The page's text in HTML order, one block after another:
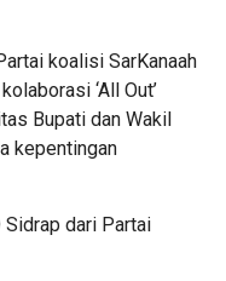
koalisi SarKanaah
‘All Out’
Bupati dan Wakil
kepentingan
Sidrap dari Partai